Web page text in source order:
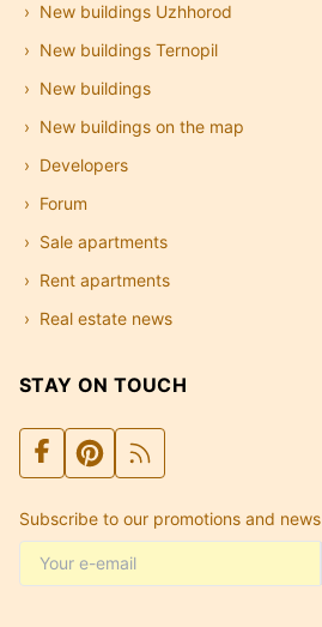
New buildings Uzhhorod
New buildings Ternopil
New buildings
New buildings on the map
Developers
Forum
Sale apartments
Rent apartments
Real estate news
STAY ON TOUCH
Subscribe to our promotions and news